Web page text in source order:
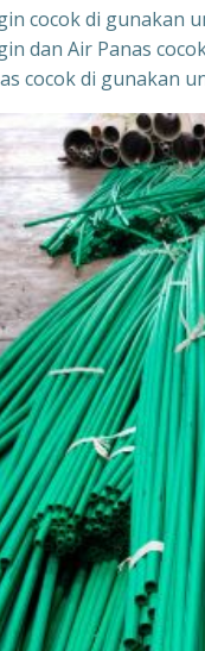
cocok di gunakan
dan Air Panas
cocok di gunakan